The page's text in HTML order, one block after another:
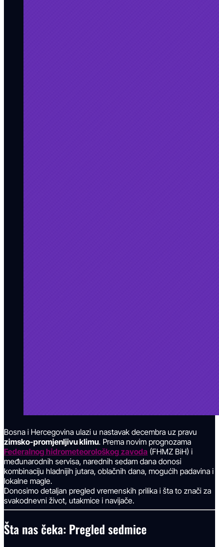
Bosna i Hercegovina ulazi u nastavak decembra uz pravu
zimsko-promjenljivu klimu. Prema novim prognozama
Federalnog hidrometeorološkog zavoda (FHMZ BiH) i
međunarodnih servisa, narednih sedam dana donosi
kombinaciju hladnijih jutara, oblačnih dana, mogućih padavina i
lokalne magle.
Donosimo detaljan pregled vremenskih prilika i šta to znači za
svakodnevni život, utakmice i navijače.
Šta nas čeka: Pregled sedmice